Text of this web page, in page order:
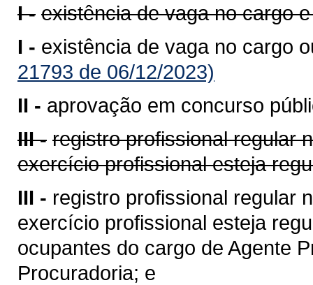
I - existência de vaga no cargo
I - existência de vaga no cargo
21793 de 06/12/2023)
II - aprovação em concurso
III - registro profissional regular
exercício profissional esteja
III - registro profissional regular
exercício profissional esteja
ocupantes do cargo de Agente
Procuradoria; e